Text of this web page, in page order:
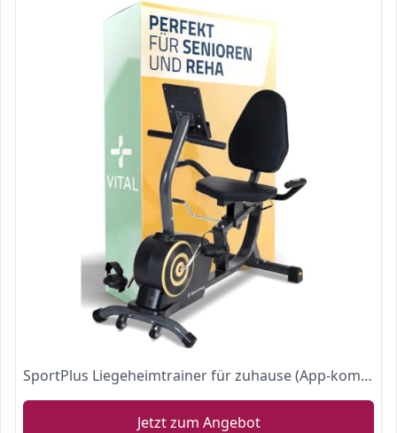
SportPlus Liegeheimtrainer für zuhause (App-kompatibel), 24 Stufen & 6 Trainingsprogramme, rutschfeste Pedale, mit Display & Tablethalterung, bis 110 kg
Jetzt zum Angebot